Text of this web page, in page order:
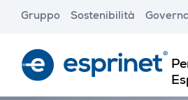
content
Gruppo Sostenibilità